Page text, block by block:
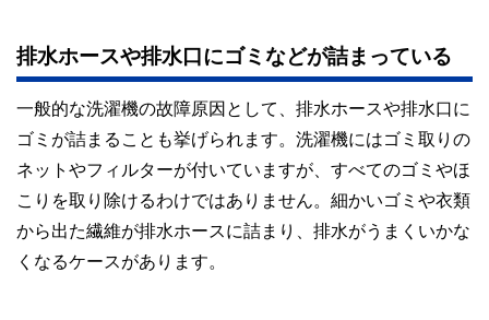
排水ホースや排水口にゴミなどが詰まっている
一般的な洗濯機の故障原因として、排水ホースや排水口に
ゴミが詰まることも挙げられます。洗濯機にはゴミ取りの
ネットやフィルターが付いていますが、すべてのゴミやほ
こりを取り除けるわけではありません。細かいゴミや衣類
から出た繊維が排水ホースに詰まり、排水がうまくいかな
くなるケースがあります。